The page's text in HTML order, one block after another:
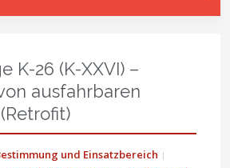
K-26 (K-XXVI) –
ausfahrbaren
und Einsatzbereich